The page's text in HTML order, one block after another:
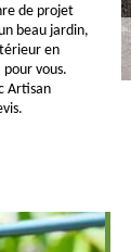
de projet
beau jardin,
en
pour vous.
Artisan